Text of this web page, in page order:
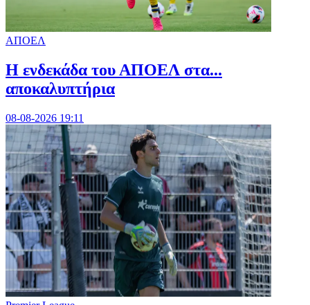
ΑΠΟΕΛ
Η ενδεκάδα του ΑΠΟΕΛ στα...
αποκαλυπτήρια
08-08-2026 19:11